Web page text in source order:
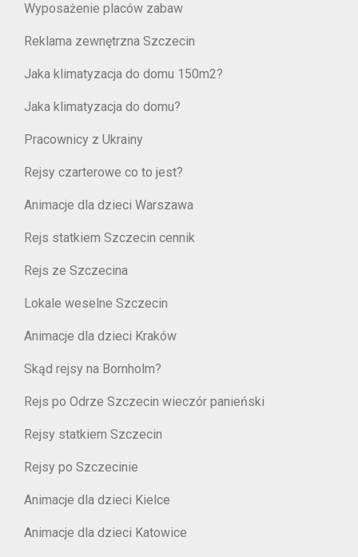
Wyposażenie placów zabaw
Reklama zewnętrzna Szczecin
Jaka klimatyzacja do domu 150m2?
Jaka klimatyzacja do domu?
Pracownicy z Ukrainy
Rejsy czarterowe co to jest?
Animacje dla dzieci Warszawa
Rejs statkiem Szczecin cennik
Rejs ze Szczecina
Lokale weselne Szczecin
Animacje dla dzieci Kraków
Skąd rejsy na Bornholm?
Rejs po Odrze Szczecin wieczór panieński
Rejsy statkiem Szczecin
Rejsy po Szczecinie
Animacje dla dzieci Kielce
Animacje dla dzieci Katowice